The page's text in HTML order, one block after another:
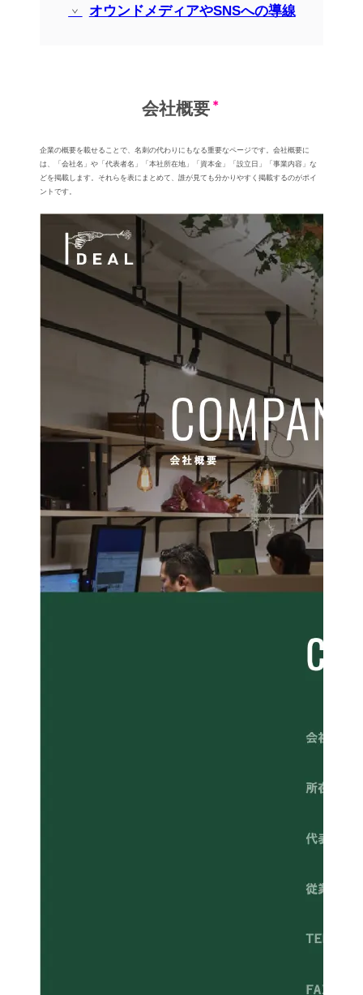
オウンドメディアやSNSへの導線
会社概要
企業の概要を載せることで、名刺の代わりにもなる重要なページです。会社概要に
は、「会社名」や「代表者名」「本社所在地」「資本⾦」「設⽴⽇」「事業内容」な
どを掲載します。それらを表にまとめて、誰が見ても分かりやすく掲載するのがポイ
ントです。